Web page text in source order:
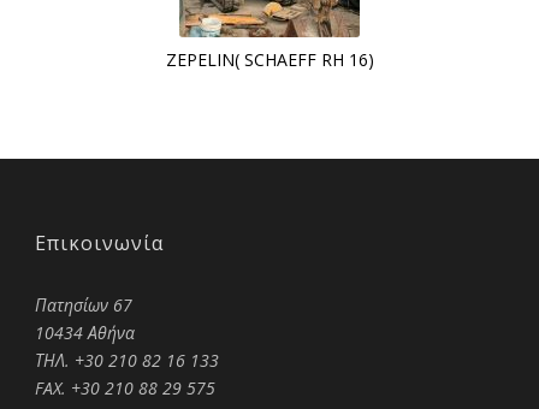
ZEPELIN( SCHAEFF RH 16)
Επικοινωνία
Πατησίων 67
10434 Αθήνα
ΤΗΛ. +30 210 82 16 133
FAX. +30 210 88 29 575